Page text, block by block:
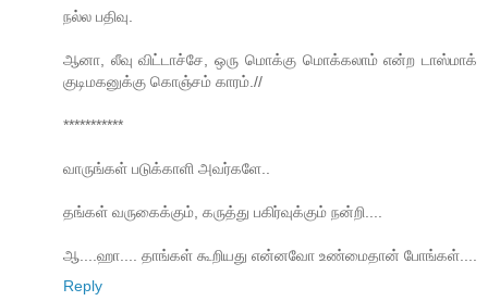
நல்ல பதிவு.
ஆனா, லீவு விட்டாச்சே, ஒரு மொக்கு மொக்கலாம் என்ற டாஸ்மாக்
குடிமகனுக்கு கொஞ்சம் காரம்.//
***********
வாருங்கள் படுக்காளி அவர்களே..
தங்கள் வருகைக்கும், கருத்து பகிர்வுக்கும் நன்றி....
ஆ....ஹா.... தாங்கள் கூறியது என்னவோ உண்மைதான் போங்கள்....
Reply